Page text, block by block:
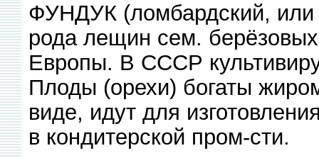
ФУНДУК (ломбардский, или
рода лещин сем.
Европы. В СССР
Плоды (орехи) богаты
виде, идут для
в кондитерской пром-сти.